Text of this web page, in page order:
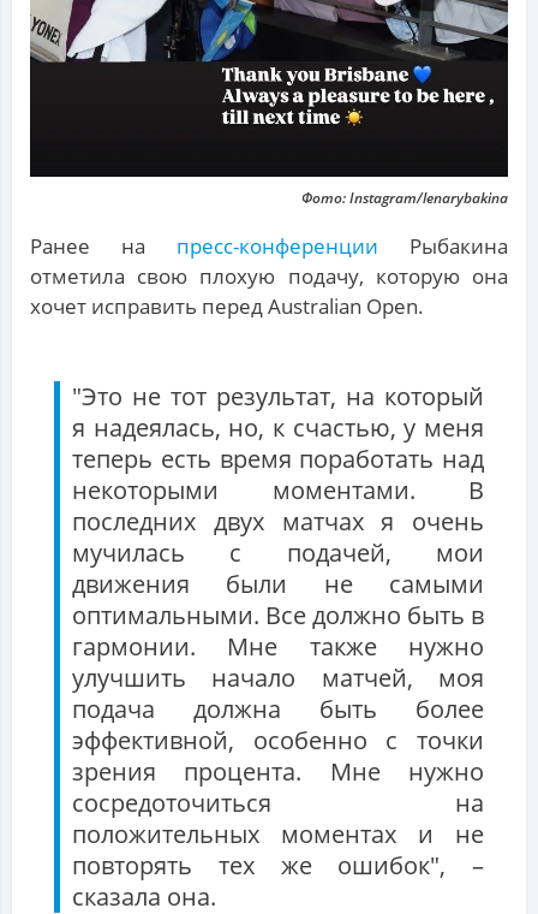
Фото: Instagram/lenarybakina
Ранее на пресс-конференции Рыбакина
отметила свою плохую подачу, которую она
хочет исправить перед Australian Open.
"Это не тот результат, на который
я надеялась, но, к счастью, у меня
теперь есть время поработать над
некоторыми моментами. В
последних двух матчах я очень
мучилась с подачей, мои
движения были не самыми
оптимальными. Все должно быть в
гармонии. Мне также нужно
улучшить начало матчей, моя
подача должна быть более
эффективной, особенно с точки
зрения процента. Мне нужно
сосредоточиться на
положительных моментах и не
повторять тех же ошибок", –
сказала она.